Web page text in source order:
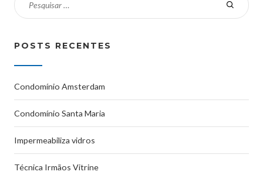
POSTS RECENTES
Condomínio Amsterdam
Condomínio Santa Maria
Impermeabiliza vidros
Técnica Irmãos Vitrine